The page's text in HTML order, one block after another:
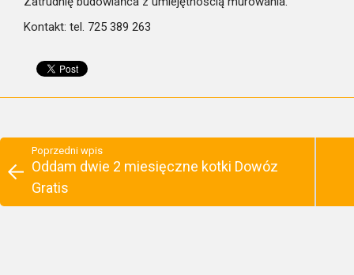
Kontakt: tel. 725 389 263
Poprzedni wpis
Oddam dwie 2 miesięczne kotki Dowóz
Gratis